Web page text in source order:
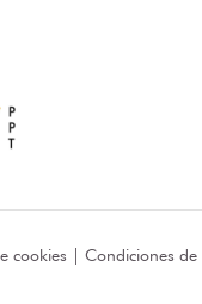
cookies | Condiciones de